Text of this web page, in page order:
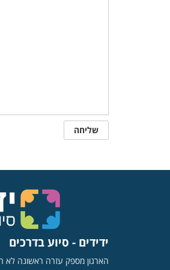
ידידים - סיוע בדרכים
הארגון מספק עזרה ראשונה לא